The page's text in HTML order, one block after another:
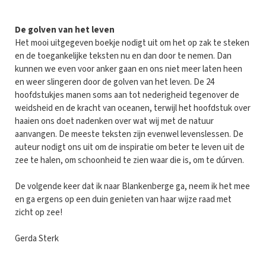
De golven van het leven
Het mooi uitgegeven boekje nodigt uit om het op zak te steken
en de toegankelijke teksten nu en dan door te nemen. Dan
kunnen we even voor anker gaan en ons niet meer laten heen
en weer slingeren door de golven van het leven. De 24
hoofdstukjes manen soms aan tot nederigheid tegenover de
weidsheid en de kracht van oceanen, terwijl het hoofdstuk over
haaien ons doet nadenken over wat wij met de natuur
aanvangen. De meeste teksten zijn evenwel levenslessen. De
auteur nodigt ons uit om de inspiratie om beter te leven uit de
zee te halen, om schoonheid te zien waar die is, om te dúrven.
De volgende keer dat ik naar Blankenberge ga, neem ik het mee
en ga ergens op een duin genieten van haar wijze raad met
zicht op zee!
Gerda Sterk